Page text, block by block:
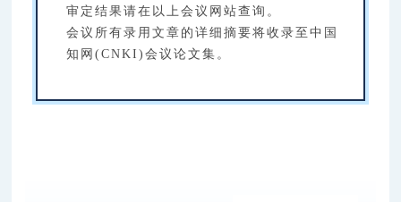
审定结果请在以上会议网站查询。
会议所有录用文章的详细摘要将收录至中国
知网(CNKI)会议论文集。